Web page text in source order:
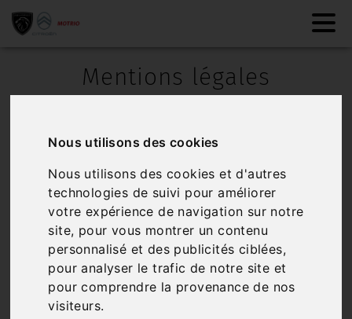
Nous utilisons des cookies
Nous utilisons des cookies et d'autres
technologies de suivi pour améliorer
votre expérience de navigation sur notre
site, pour vous montrer un contenu
personnalisé et des publicités ciblées,
pour analyser le trafic de notre site et
pour comprendre la provenance de nos
visiteurs.
Mentions légales
SAS MARCOTTE
Entreprise au capital de 38112 €
Immatriculée au RCS de Boulogne / 62200
N° TVA : FR20327528295
SIREN : 327528295
Siège social : Saint-Martin-Boulogne / 62280